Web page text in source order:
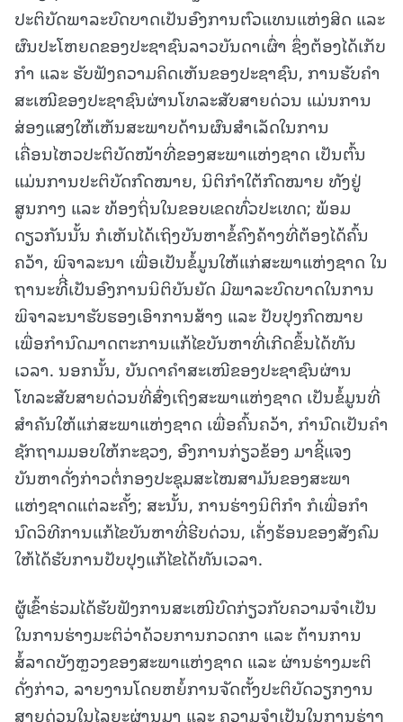
ປະຕິບັດພາລະບົດບາດເປັນອົງການຕົວແທນແຫ່ງສິດ ແລະ
ຜົນປະໂຫຍດຂອງປະຊາຊົນລາວບັນດາເຜົ່າ ຊຶ່ງຕ້ອງໄດ້ເກັບ
ກໍາ ແລະ ຮັບຟັງຄວາມຄິດເຫັນຂອງປະຊາຊົນ, ການຮັບຄໍາ
ສະເໜີຂອງປະຊາຊົນຜ່ານໂທລະສັບສາຍດ່ວນ ແມ່ນການ
ສ່ອງແສງໃຫ້ເຫັນສະພາບດ້ານຜົນສໍາເລັດໃນການ
ເຄື່ອນໄຫວປະຕິບັດໜ້າທີ່ຂອງສະພາແຫ່ງຊາດ ເປັນຕົ້ນ
ແມ່ນການປະຕິບັດກົດໝາຍ, ນິຕິກໍາໃຕ້ກົດໝາຍ ທັງຢູ່
ສູນກາງ ແລະ ທ້ອງຖິ່ນໃນຂອບເຂດທົ່ວປະເທດ; ພ້ອມ
ດຽວກັນນັ້ນ ກໍເຫັນໄດ້ເຖິງບັນຫາຂໍ້ຄົງຄ້າງທີ່ຕ້ອງໄດ້ຄົ້ນ
ຄວ້າ, ພິຈາລະນາ ເພື່ອເປັນຂໍ້ມູນໃຫ້ແກ່ສະພາແຫ່ງຊາດ ໃນ
ຖານະທີີ່ເປັນອົງການນິຕິບັນຍັດ ມີພາລະບົດບາດໃນການ
ພິຈາລະນາຮັບຮອງເອົາການສ້າງ ແລະ ປັບປຸງກົດໝາຍ
ເພື່ອກໍານົດມາດຕະການແກ້ໄຂບັນຫາທີ່ເກີດຂຶ້ນໄດ້ທັນ
ເວລາ. ນອກນັ້ນ, ບັນດາຄໍາສະເໜີຂອງປະຊາຊົນຜ່ານ
ໂທລະສັບສາຍດ່ວນທີ່ສົ່ງເຖິງສະພາແຫ່ງຊາດ ເປັນຂໍ້ມູນທີ່
ສຳຄັນໃຫ້ແກ່ສະພາແຫ່ງຊາດ ເພື່ອຄົ້ນຄວ້າ, ກໍານົດເປັນຄໍາ
ຊັກຖາມມອບໃຫ້ກະຊວງ, ອົງການກ່ຽວຂ້ອງ ມາຊີ້ແຈງ
ບັນຫາດັ່ງກ່າວຕໍ່ກອງປະຊຸມສະໄໝສາມັນຂອງສະພາ
ແຫ່ງຊາດແຕ່ລະຄັ້ງ; ສະນັ້ນ, ການຮ່າງນິຕິກໍາ ກໍເພື່ອກໍາ
ນົດວິທີການແກ້ໄຂບັນຫາທີ່ຮີບດ່ວນ, ເຄັ່ງຮ້ອນຂອງສັງຄົມ
ໃຫ້ໄດ້ຮັບການປັບປຸງແກ້ໄຂໄດ້ທັນເວລາ.
ຜູ້ເຂົ້າຮ່ວມໄດ້ຮັບຟັງການສະເໜີບົດກ່ຽວກັບຄວາມຈໍາເປັນ
ໃນການຮ່າງມະຕິວ່າດ້ວຍການກວດກາ ແລະ ຕ້ານການ
ສໍ້ລາດບັງຫຼວງຂອງສະພາແຫ່ງຊາດ ແລະ ຜ່ານຮ່າງມະຕິ
ດັ່ງກ່າວ, ລາຍງານໂດຍຫຍໍ້ການຈັດຕັ້ງປະຕິບັດວຽກງານ
ສາຍດ່ວນໃນໄລຍະຜ່ານມາ ແລະ ຄວາມຈໍາເປັນໃນການຮ່າງ